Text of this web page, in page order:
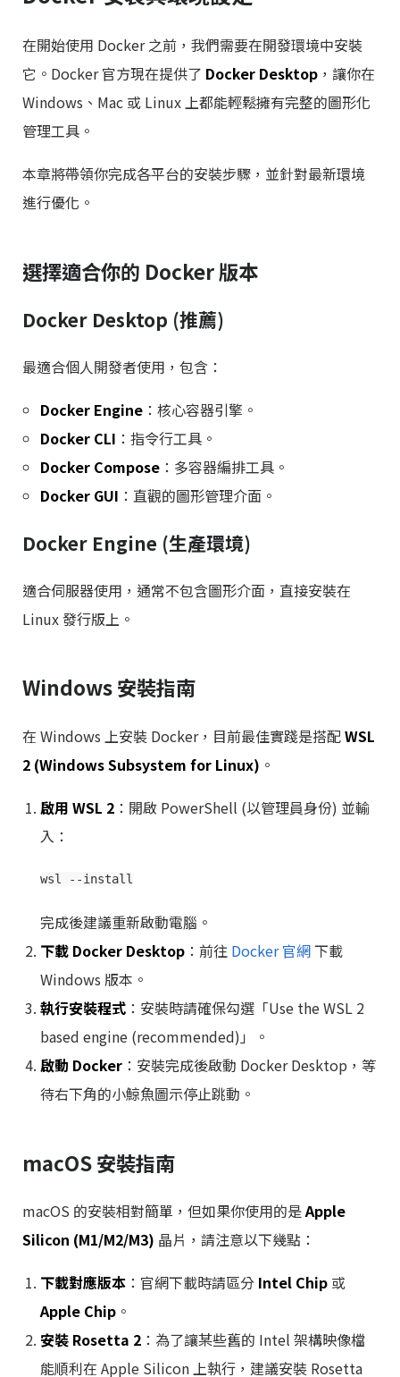
在開始使用 Docker 之前，我們需要在開發環境中安裝
它。Docker 官方現在提供了 Docker Desktop ，讓你在
Windows、Mac 或 Linux 上都能輕鬆擁有完整的圖形化
管理工具。
本章將帶領你完成各平台的安裝步驟，並針對最新環境
進行優化。
選擇適合你的 Docker 版本
Docker Desktop (推薦)
最適合個人開發者使用，包含：
Docker Engine ：核心容器引擎。
Docker CLI ：指令行工具。
Docker Compose ：多容器編排工具。
Docker GUI ：直觀的圖形管理介面。
Docker Engine (生產環境)
適合伺服器使用，通常不包含圖形介面，直接安裝在
Linux 發行版上。
Windows 安裝指南
在 Windows 上安裝 Docker，目前最佳實踐是搭配WSL
2 (Windows Subsystem for Linux) 。
啟用 WSL 2 ：開啟 PowerShell (以管理員身份) 並輸
入：
完成後建議重新啟動電腦。
下載 Docker Desktop ：前往 Docker 官網下載
Windows 版本。
執行安裝程式 ：安裝時請確保勾選「Use the WSL 2
based engine (recommended)」。
啟動 Docker ：安裝完成後啟動 Docker Desktop，等
待右下角的小鯨魚圖示停止跳動。
macOS 安裝指南
macOS 的安裝相對簡單，但如果你使用的是Apple
Silicon (M1/M2/M3) 晶片，請注意以下幾點：
下載對應版本 ：官網下載時請區分 Intel Chip 或
Apple Chip 。
安裝 Rosetta 2 ：為了讓某些舊的 Intel 架構映像檔
能順利在 Apple Silicon 上執行，建議安裝 Rosetta